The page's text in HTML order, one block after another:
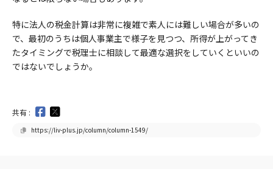
特に法人の税金計算は非常に複雑で素人には難しい場合が多いの
で、最初のうちは個人事業主で様子を見つつ、所得が上がってき
たタイミングで税理士に相談して最適な選択をしていくといいの
ではないでしょうか。
共有 :
https://liv-plus.jp/column/column-1549/